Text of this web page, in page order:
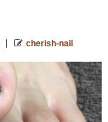
cherish-nail